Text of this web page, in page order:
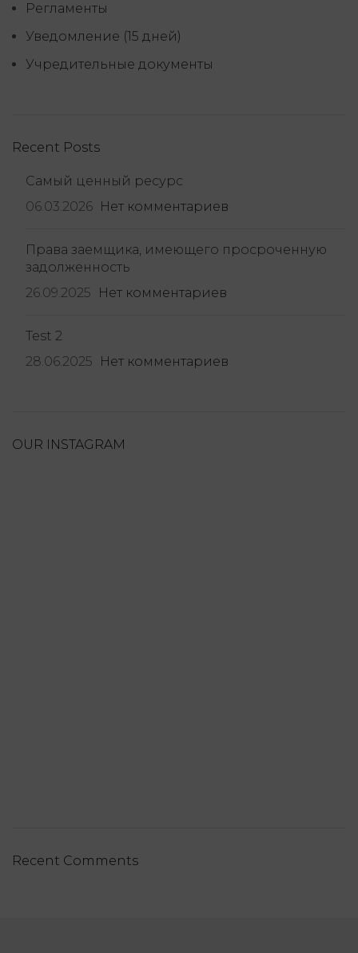
Регламенты
Уведомление (15 дней)
Учредительные документы
Recent Posts
Самый ценный ресурс
06.03.2026 Нет комментариев
Права заемщика, имеющего просроченную
задолженность
26.09.2025
Нет комментариев
Test 2
28.06.2025
Нет комментариев
OUR INSTAGRAM
Recent Comments